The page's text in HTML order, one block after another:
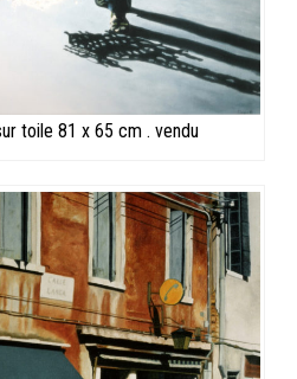
toile 81 x 65 cm . vendu